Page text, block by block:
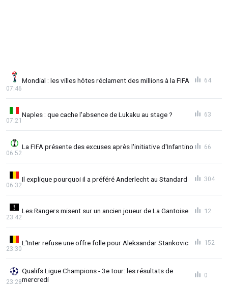
Mondial : les villes hôtes réclament des millions à la FIFA
07:46
64
Naples : que cache l'absence de Lukaku au stage ?
07:21
63
La FIFA présente des excuses après l'initiative d'Infantino
06:52
66
Il explique pourquoi il a préféré Anderlecht au Standard
06:32
304
Les Rangers misent sur un ancien joueur de La Gantoise
23:42
12
L'Inter refuse une offre folle pour Aleksandar Stankovic
23:30
152
Qualifs Ligue Champions - 3e tour: les résultats de
mercredi
23:28
0